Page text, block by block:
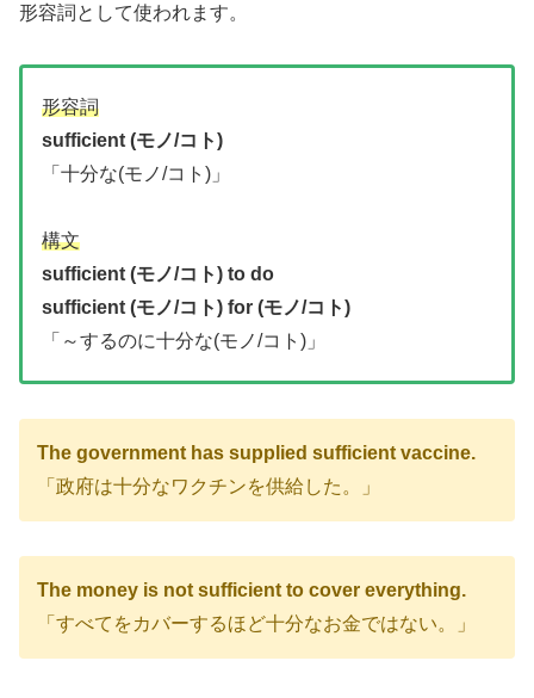
形容詞として使われます。
形容詞
sufficient (モノ/コト)
「十分な(モノ/コト)」
構文
sufficient (モノ/コト) to do
sufficient (モノ/コト) for (モノ/コト)
「～するのに十分な(モノ/コト)」
The government has supplied sufficient vaccine.
「政府は十分なワクチンを供給した。」
The money is not sufficient to cover everything.
「すべてをカバーするほど十分なお金ではない。」